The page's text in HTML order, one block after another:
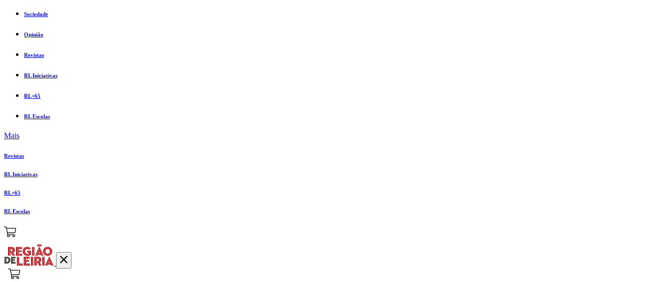
Sociedade
Opinião
Revistas
RL Iniciativas
RL+65
RL Escolas
Mais
Revistas
RL Iniciativas
RL+65
RL Escolas